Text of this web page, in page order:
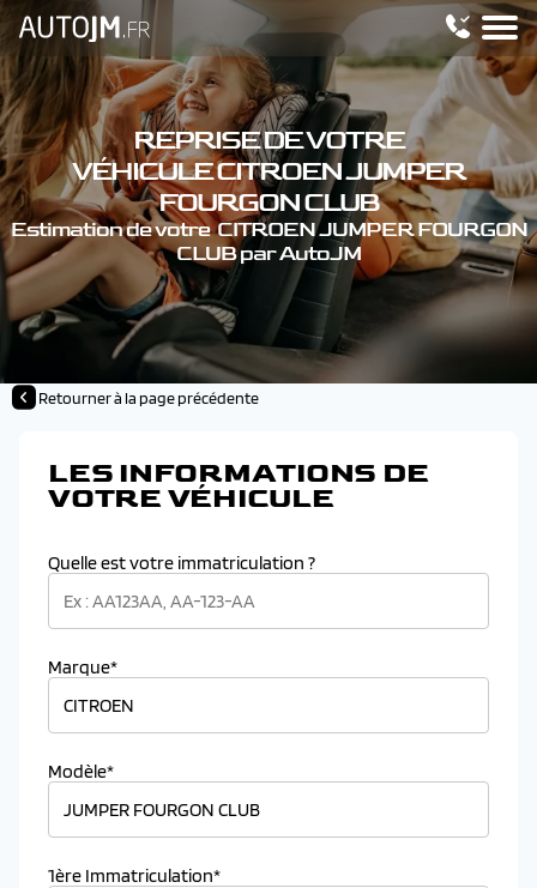
REPRISE DE VOTRE
VÉHICULE CITROEN JUMPER
FOURGON CLUB
Estimation de votre CITROEN JUMPER FOURGON
CLUB par AutoJM
Retourner à la page précédente
LES INFORMATIONS DE
VOTRE VÉHICULE
Quelle est votre immatriculation ?
Marque*
Modèle*
1ère Immatriculation*